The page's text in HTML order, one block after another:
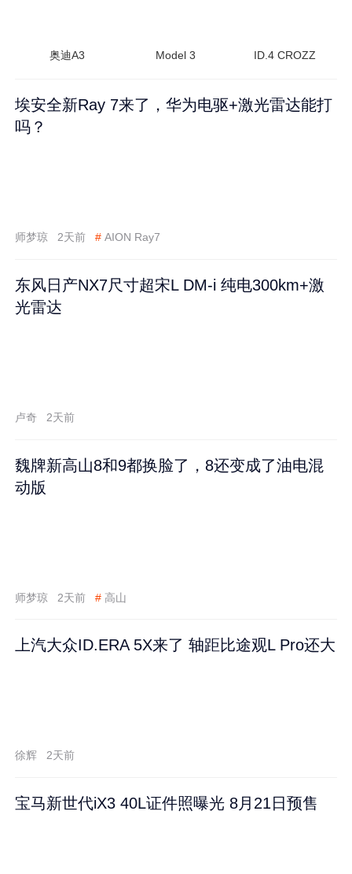
奥迪A3 Model 3 ID.4 CROZZ
埃安全新Ray 7来了，华为电驱+激光雷达能打
吗？
师梦琼 2天前 # AION Ray7
东风日产NX7尺寸超宋L DM-i 纯电300km+激
光雷达
卢奇 2天前
魏牌新高山8和9都换脸了，8还变成了油电混
动版
师梦琼 2天前 # 高山
上汽大众ID.ERA 5X来了 轴距比途观L Pro还大
徐辉 2天前
宝马新世代iX3 40L证件照曝光 8月21日预售